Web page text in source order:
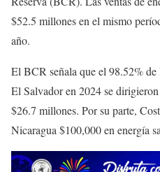
$52.5 millones en el mismo
año.
El BCR señala que el 98.52% de
El Salvador en 2024 se
$26.7 millones. Por su parte,
Nicaragua $100,000 en energía